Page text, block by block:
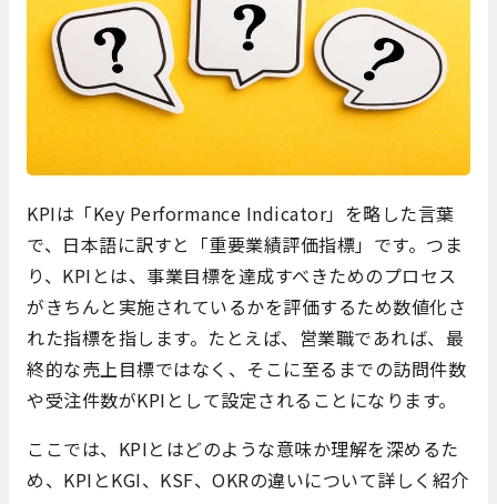
KPIは「Key Performance Indicator」を略した言葉
で、日本語に訳すと「重要業績評価指標」です。つま
り、KPIとは、事業目標を達成すべきためのプロセス
がきちんと実施されているかを評価するため数値化さ
れた指標を指します。たとえば、営業職であれば、最
終的な売上目標ではなく、そこに至るまでの訪問件数
や受注件数がKPIとして設定されることになります。
ここでは、KPIとはどのような意味か理解を深めるた
め、KPIとKGI、KSF、OKRの違いについて詳しく紹介